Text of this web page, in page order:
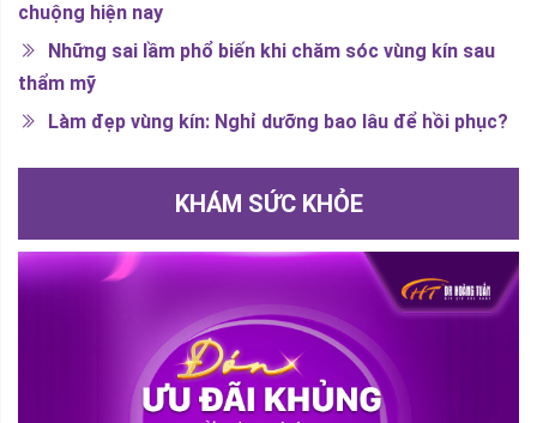
chuộng hiện nay
Những sai lầm phổ biến khi chăm sóc vùng kín sau
thẩm mỹ
Làm đẹp vùng kín: Nghỉ dưỡng bao lâu để hồi phục?
KHÁM SỨC KHỎE